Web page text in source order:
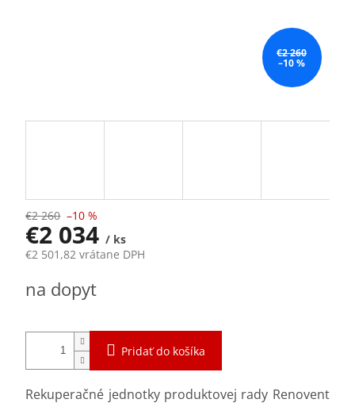
€2 260
–10 %
€2 260 –10 %
€2 034/ ks
€2 501,82 vrátane DPH
cena:
na dopyt
Pridať do košíka
Rekuperačné jednotky produktovej rady Renovent